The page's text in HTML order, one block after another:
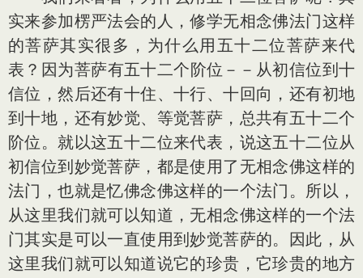
实来参加楞严法会的人，修学无相念佛法门这样
的菩萨其实很多，为什么用五十二位菩萨来代
表？因为菩萨有五十二个阶位－－从初信位到十
信位，然后还有十住、十行、十回向，还有初地
到十地，还有妙觉、等觉菩萨，总共有五十二个
阶位。就以这五十二位来代表，说这五十二位从
初信位到妙觉菩萨，都是使用了无相念佛这样的
法门，也就是忆佛念佛这样的一个法门。所以，
从这里我们就可以知道，无相念佛这样的一个法
门其实是可以一直使用到妙觉菩萨的。因此，从
这里我们就可以知道说它的珍贵，它珍贵的地方